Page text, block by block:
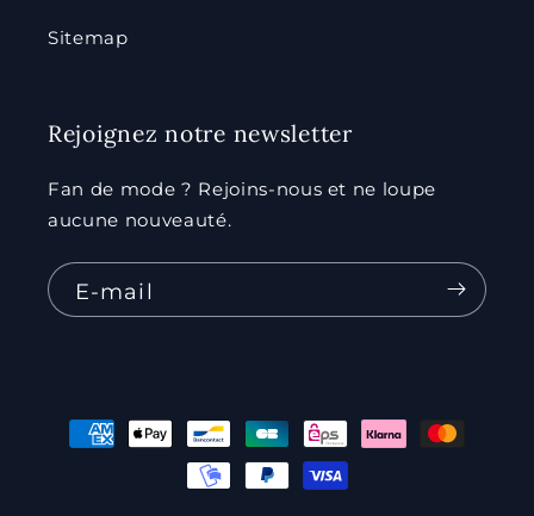
Sitemap
Rejoignez notre newsletter
Fan de mode ? Rejoins-nous et ne loupe
aucune nouveauté.
E-mail
Moyens
de